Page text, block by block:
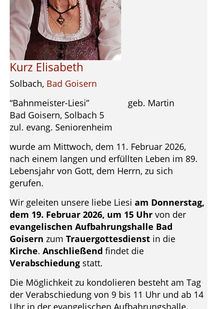
Kurz Elisabeth
Solbach, Bad Goisern
“Bahnmeister-Liesi” geb. Martin
Bad Goisern, Solbach 5
zul. evang. Seniorenheim
wurde am Mittwoch, dem 11. Februar 2026,
nach einem langen und erfüllten Leben im 89.
Lebensjahr von Gott, dem Herrn, zu sich
gerufen.
Wir geleiten unsere liebe Liesi am Donnerstag,
dem 19. Februar 2026, um 15 Uhr von der
evangelischen Aufbahrungshalle Bad
Goisern zum Trauergottesdienst in die
Kirche. Anschließend findet die
Verabschiedung statt.
Die Möglichkeit zu kondolieren besteht am Tag
der Verabschiedung von 9 bis 11 Uhr und ab 14
Uhr in der evangelischen Aufbahrungshalle.